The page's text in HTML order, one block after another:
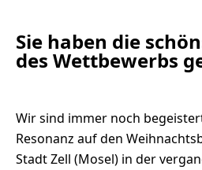
Sie haben die
des Wettbewerbs
Wir sind immer noch
Resonanz auf den
Stadt Zell (Mosel) in der